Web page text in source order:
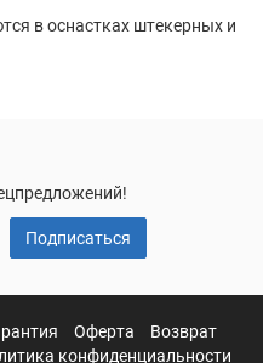
в оснастках штекерных и
Подписаться
Оферта
Возврат
конфиденциальности